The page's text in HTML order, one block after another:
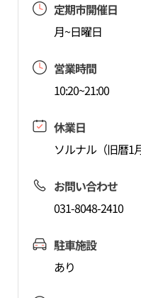
定期市開催日
月~日曜日
営業時間
10:20~21:00
休業日
ソルナル（旧暦1
お問い合わせ
031-8048-2410
駐車施設
あり